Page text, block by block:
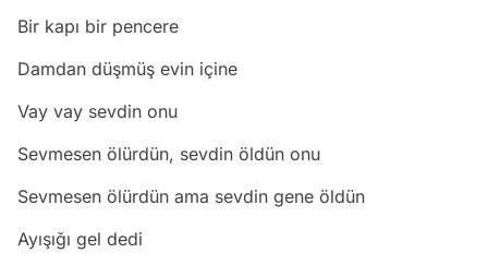
Bir kapı bir pencere
Damdan düşmüş evin içine
Vay vay sevdin onu
Sevmesen ölürdün, sevdin öldün onu
Sevmesen ölürdün ama sevdin gene öldün
Ayışığı gel dedi